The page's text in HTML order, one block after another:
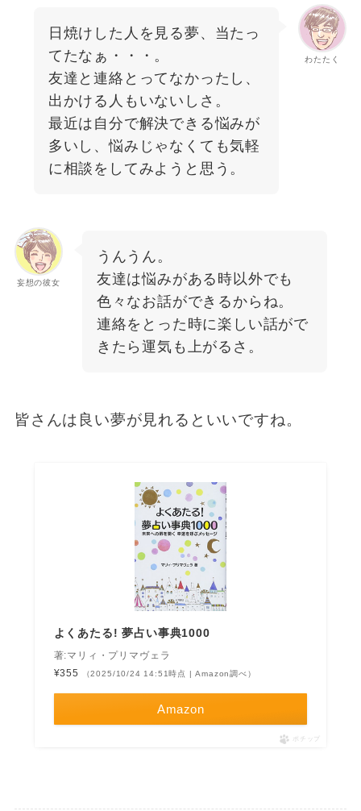
わたたく
日焼けした人を見る夢、当たっ
てたなぁ・・・。
友達と連絡とってなかったし、
出かける人もいないしさ。
最近は自分で解決できる悩みが
多いし、悩みじゃなくても気軽
に相談をしてみようと思う。
妄想の彼女
うんうん。
友達は悩みがある時以外でも
色々なお話ができるからね。
連絡をとった時に楽しい話がで
きたら運気も上がるさ。
皆さんは良い夢が見れるといいですね。
よくあたる! 夢占い事典1000
著:マリィ・プリマヴェラ
¥355
（2025/10/24 14:51時点 | Amazon調べ）
Amazon
ポチップ